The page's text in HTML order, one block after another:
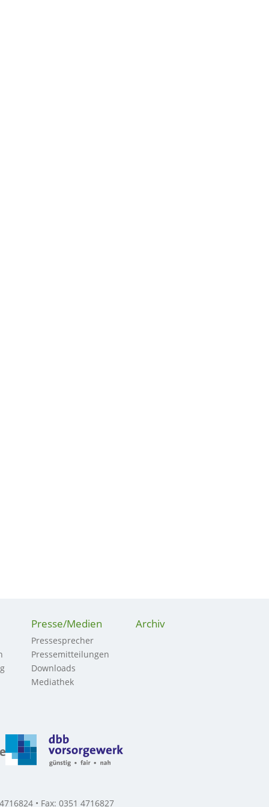
Presse/Medien
Pressesprecher
Pressemitteilungen
Downloads
Mediathek
Archiv
• Fax: 0351 4716827